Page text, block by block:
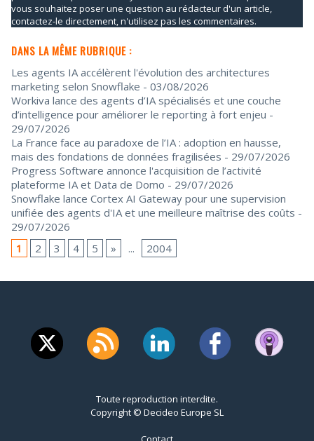
vous souhaitez poser une question au rédacteur d'un article,
contactez-le directement, n'utilisez pas les commentaires.
DANS LA MÊME RUBRIQUE :
Les agents IA accélèrent l'évolution des architectures
marketing selon Snowflake - 03/08/2026
Workiva lance des agents d’IA spécialisés et une couche
d’intelligence pour améliorer le reporting à fort enjeu -
29/07/2026
La France face au paradoxe de l’IA : adoption en hausse,
mais des fondations de données fragilisées - 29/07/2026
Progress Software annonce l'acquisition de l’activité
plateforme IA et Data de Domo - 29/07/2026
Snowflake lance Cortex AI Gateway pour une supervision
unifiée des agents d'IA et une meilleure maîtrise des coûts -
29/07/2026
1
2 3 4 5 » ... 2004
Toute reproduction interdite.
Copyright © Decideo Europe SL